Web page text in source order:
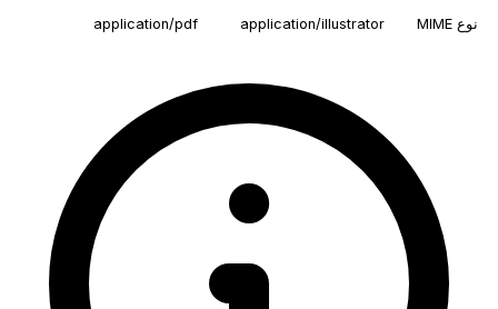
نوع MIME application/illustrator
application/pdf